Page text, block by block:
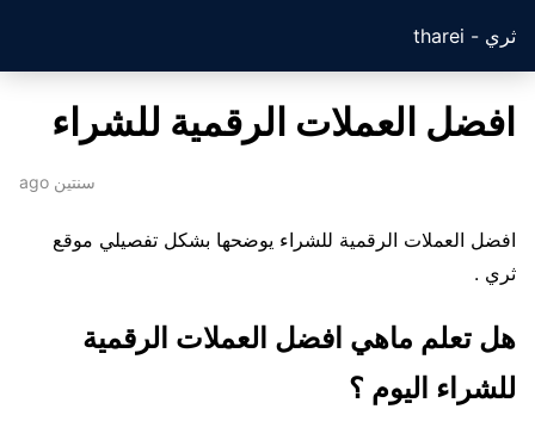
ثري - tharei
افضل العملات الرقمية للشراء
سنتين ago
افضل العملات الرقمية للشراء يوضحها بشكل تفصيلي موقع
ثري .
هل تعلم ماهي افضل العملات الرقمية
للشراء اليوم ؟